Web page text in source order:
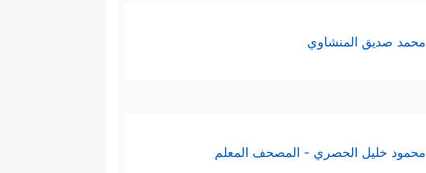
محمد صديق المنشاوي
محمود خليل الحصري - المصحف المعلم